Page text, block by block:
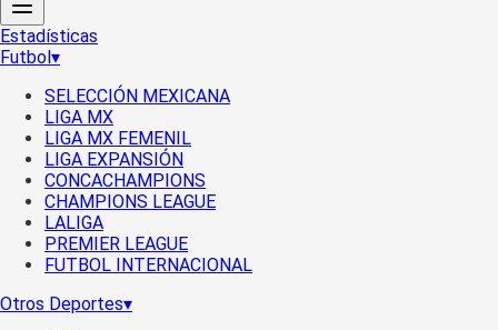
Estadísticas
Futbol▾
SELECCIÓN MEXICANA
LIGA MX
LIGA MX FEMENIL
LIGA EXPANSIÓN
CONCACHAMPIONS
CHAMPIONS LEAGUE
LALIGA
PREMIER LEAGUE
FUTBOL INTERNACIONAL
Otros Deportes▾